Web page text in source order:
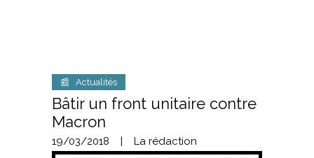
📰 Actualités
Bâtir un front unitaire contre
Macron
19/03/2018 La rédaction